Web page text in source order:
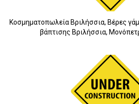
Κοσμηματοπωλεία Βριλήσσια, Βέρες
βάπτισης Βριλήσσια,